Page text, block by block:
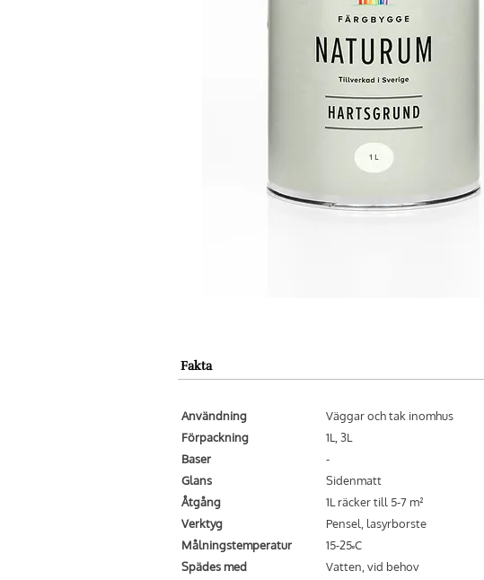
Fakta
Användning
Förpackning
Baser
Glans
Åtgång
Verktyg
Målningstemperatur
Spädes med
Väggar och tak inomhus
1L, 3L
-
Sidenmatt
1L räcker till 5-7 m²
Pensel, lasyrborste
15-25˚C
Vatten, vid behov